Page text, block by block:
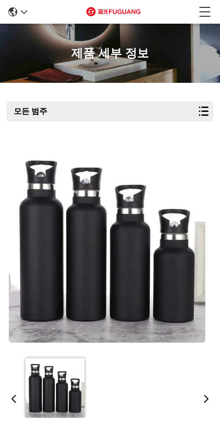
제품 세부 정보
모든 범주